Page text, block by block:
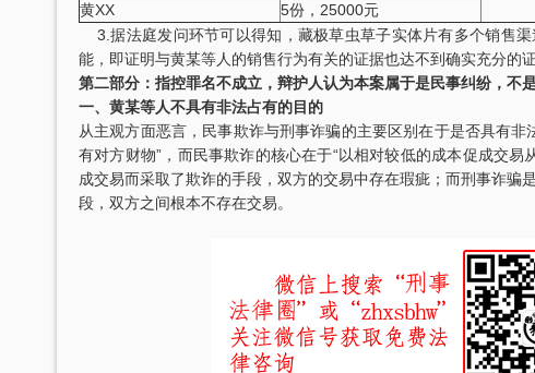
黄XX
5份，25000元
3.据法庭发问环节可以得知，藏极草虫草子实体片有多个销售
能，即证明与黄某等人的销售行为有关的证据也达不到确实充分的证
第二部分：指控罪名不成立，辩护人认为本案属于是民事纠纷，不
一、黄某等人不具有非法占有的目的
从主观方面恶言，民事欺诈与刑事诈骗的主要区别在于是否具有
有对方财物”，而民事欺诈的核心在于“以相对较低的成本促成交
成交易而采取了欺诈的手段，双方的交易中存在瑕疵；而刑事诈
段，双方之间根本不存在交易。
省咸宁市中级人民
名被告人组织、领
论罪当处十年以上
李某客观上不具有
位受贿；李某仅起
辩护意见：金额有异议，部分金额不应计
入受贿金额；提出排非申请，讯问过程中
存在非法取…
某省副厅级干部受贿2000余万元 智豪律
辩护意见：被告有自首情节，系在未被采
取强制措施前通知到案，应当认定为自动
投案；有检…
节；到案后主动交代了司法机关尚未掌握
的绝大部分犯…
2014
法院
导、
辩护
相关
到保
辩护
讯问
排除